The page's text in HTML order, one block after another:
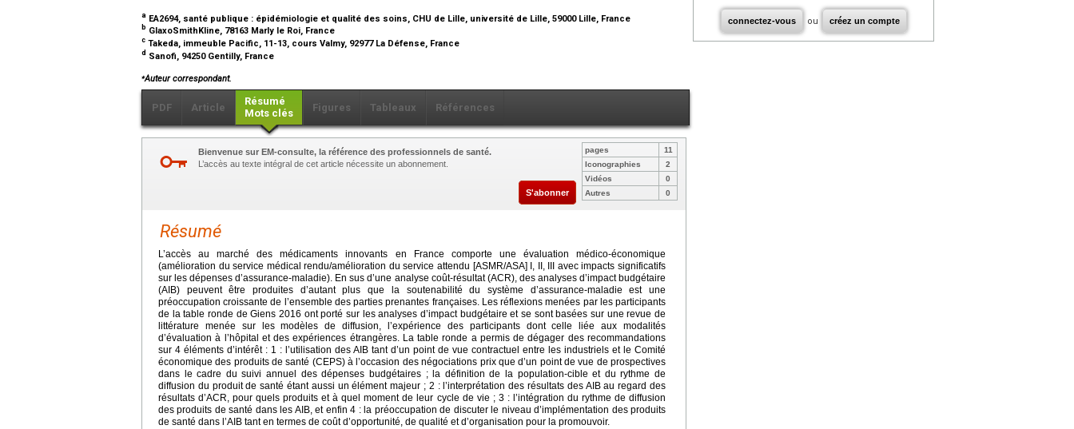
a EA2694, santé publique : épidémiologie et qualité des soins, CHU de Lille, université de Lille, 59000 Lille, France
b GlaxoSmithKline, 78163 Marly le Roi, France
c Takeda, immeuble Pacific, 11-13, cours Valmy, 92977 La Défense, France
d Sanofi, 94250 Gentilly, France
⁎Auteur correspondant.
PDF Article
Résumé
Mots clés
Figures Tableaux Références
Bienvenue sur EM-consulte, la référence des professionnels de santé.
L’accès au texte intégral de cet article nécessite un abonnement.
S'abonner
pages
11
Iconographies
2
Vidéos
0
Autres
0
Résumé
L’accès au marché des médicaments innovants en France comporte une évaluation médico-économique
(amélioration du service médical rendu/amélioration du service attendu [ASMR/ASA] I, II, III avec impacts significatifs
sur les dépenses d’assurance-maladie). En sus d’une analyse coût-résultat (ACR), des analyses d’impact budgétaire
(AIB) peuvent être produites d’autant plus que la soutenabilité du système d’assurance-maladie est une
préoccupation croissante de l’ensemble des parties prenantes françaises. Les réflexions menées par les participants
de la table ronde de Giens 2016 ont porté sur les analyses d’impact budgétaire et se sont basées sur une revue de
littérature menée sur les modèles de diffusion, l’expérience des participants dont celle liée aux modalités
d’évaluation à l’hôpital et des expériences étrangères. La table ronde a permis de dégager des recommandations
sur 4 éléments d’intérêt : 1 : l’utilisation des AIB tant d’un point de vue contractuel entre les industriels et le Comité
économique des produits de santé (CEPS) à l’occasion des négociations prix que d’un point de vue de prospectives
dans le cadre du suivi annuel des dépenses budgétaires ; la définition de la population-cible et du rythme de
diffusion du produit de santé étant aussi un élément majeur ; 2 : l’interprétation des résultats des AIB au regard des
résultats d’ACR, pour quels produits et à quel moment de leur cycle de vie ; 3 : l’intégration du rythme de diffusion
des produits de santé dans les AIB, et enfin 4 : la préoccupation de discuter le niveau d’implémentation des produits
de santé dans l’AIB tant en termes de coût d’opportunité, de qualité et d’organisation pour la promouvoir.
connectez-vous ou créez un compte